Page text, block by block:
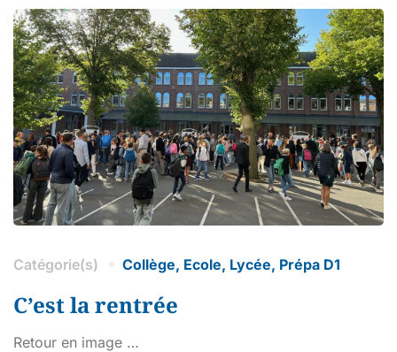
Catégorie(s) Collège, Ecole, Lycée, Prépa D1
C’est la rentrée
Retour en image …